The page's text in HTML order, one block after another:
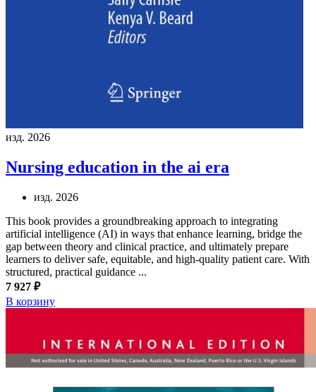
изд. 2026
Nursing education in the ai era
изд. 2026
This book provides a groundbreaking approach to integrating
artificial intelligence (AI) in ways that enhance learning, bridge the
gap between theory and clinical practice, and ultimately prepare
learners to deliver safe, equitable, and high-quality patient care. With
structured, practical guidance ...
7 927 ₽
В корзину